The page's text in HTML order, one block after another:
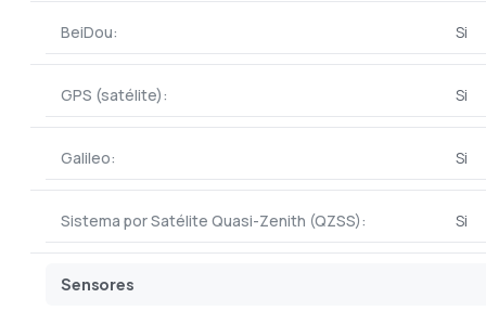
BeiDou: Si
GPS (satélite): Si
Galileo: Si
Sistema por Satélite Quasi-Zenith (QZSS): Si
Sensores